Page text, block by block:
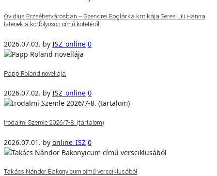
Ovidius Erzsébetvárosban – Szendrei Boglárka kritikája Seres Lili Hanna
Istenek a körfolyosón című kötetéről
2026.07.03. by ISZ_online 0
Papp Roland novellája
2026.07.02. by ISZ_online 0
Irodalmi Szemle 2026/7-8. (tartalom)
2026.07.01. by online_ISZ 0
Takács Nándor Bakonyicum című versciklusából